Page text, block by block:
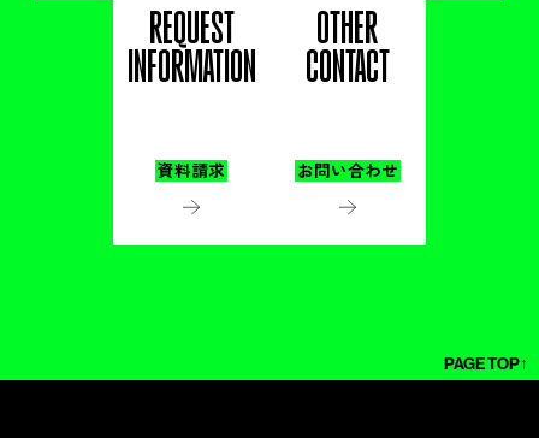
REQUEST
INFORMATION
資料請求
OTHER
CONTACT
お問い合わせ
PAGE TOP↑